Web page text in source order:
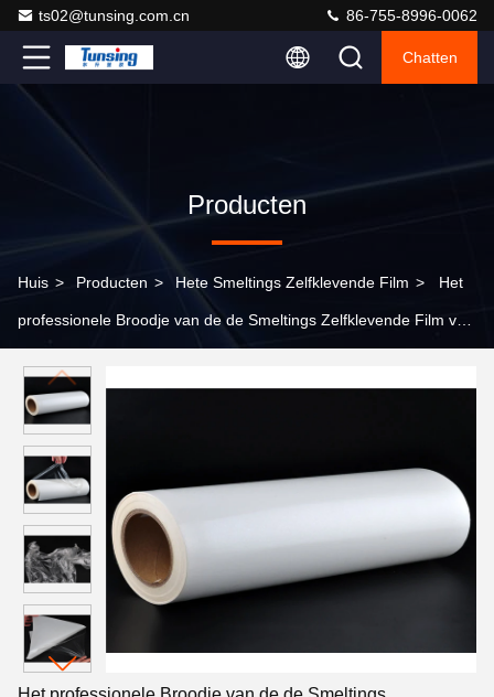
ts02@tunsing.com.cn 86-755-8996-0062
Chatten
Producten
Huis > Producten > Hete Smeltings Zelfklevende Film > Het
professionele Broodje van de de Smeltings Zelfklevende Film van